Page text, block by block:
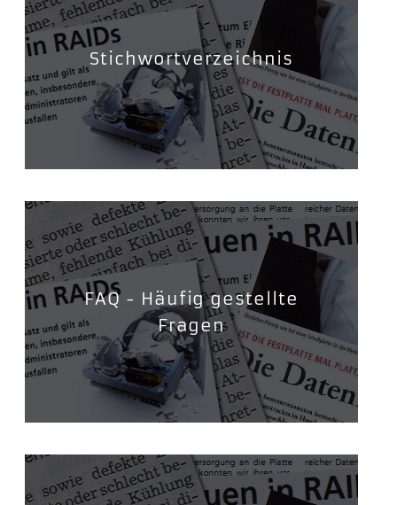
Stichwortverzeichnis
FAQ - Häufig gestellte
Fragen